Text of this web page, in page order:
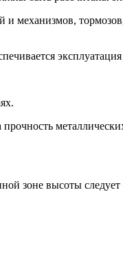
и механизмов,
зоне высоты